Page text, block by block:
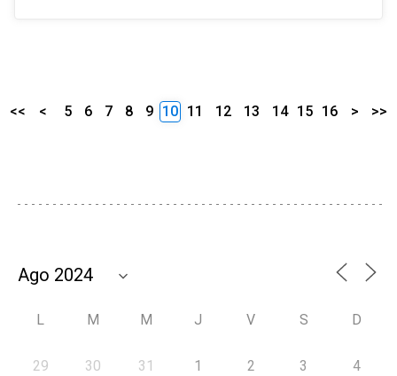
<< < 5 6 7 8 9 10 11 12 13 14 15 16 > >>
L M M J V S D
29 30 31 1 2 3 4